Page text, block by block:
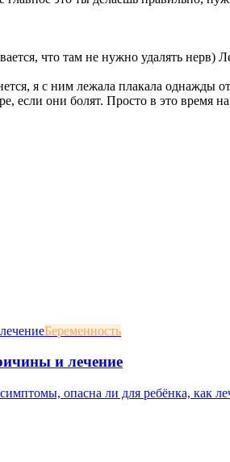
что там не нужно удалять нерв)
я с ним лежала плакала однажды
если они болят. Просто в это время
Беременность
и лечение
опасна ли для ребёнка, как